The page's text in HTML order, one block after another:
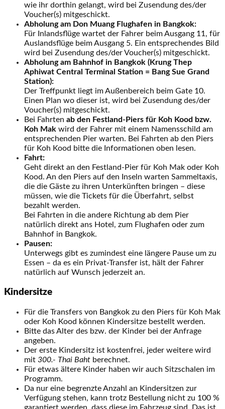
wie ihr dorthin gelangt, wird bei Zusendung des/der
Voucher(s) mitgeschickt.
Abholung am Don Muang Flughafen in Bangkok:
Für Inlandsflüge wartet der Fahrer beim Ausgang 11, für
Auslandsflüge beim Ausgang 5. Ein entsprechendes Bild
wird bei Zusendung des/der Voucher(s) mitgeschickt.
Abholung am Bahnhof in Bangkok (Krung Thep
Aphiwat Central Terminal Station = Bang Sue Grand
Station):
Der Treffpunkt liegt im Außenbereich beim Gate 10.
Einen Plan wo dieser ist, wird bei Zusendung des/der
Voucher(s) mitgeschickt.
Bei Fahrten ab den Festland-Piers für Koh Kood bzw.
Koh Mak wird der Fahrer mit einem Namensschild am
entsprechenden Pier warten. Bei Fahrten ab den Piers
für Koh Kood bitte die Informationen oben lesen.
Fahrt:
Geht direkt an den Festland-Pier für Koh Mak oder Koh
Kood. An den Piers auf den Inseln warten Sammeltaxis,
die die Gäste zu ihren Unterkünften bringen – diese
müssen, wie die Tickets für die Überfahrt, selbst
bezahlt werden.
Bei Fahrten in die andere Richtung ab dem Pier
natürlich direkt ans Hotel, zum Flughafen oder zum
Bahnhof in Bangkok.
Pausen:
Unterwegs gibt es zumindest eine längere Pause um zu
Essen – da es ein Privat-Transfer ist, hält der Fahrer
natürlich auf Wunsch jederzeit an.
Kindersitze
Für die Transfers von Bangkok zu den Piers für Koh Mak
oder Koh Kood können Kindersitze bestellt werden.
Bitte das Alter des bzw. der Kinder bei der Anfrage
angeben.
Der erste Kindersitz ist kostenfrei, jeder weitere wird
mit 300.- Thai Baht berechnet.
Für etwas ältere Kinder haben wir auch Sitzschalen im
Programm.
Da nur eine begrenzte Anzahl an Kindersitzen zur
Verfügung stehen, kann trotz Bestellung nicht zu 100 %